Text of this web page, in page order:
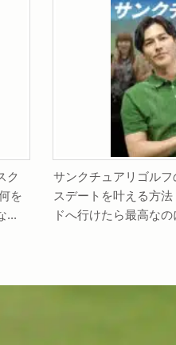
ク
を
...
サンクチュアリゴル
スデートを叶える方
ドへ行けたら最高な